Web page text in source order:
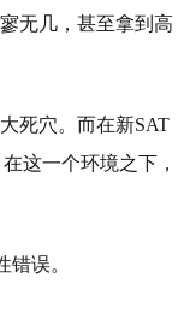
无几，甚至拿到高
死穴。而在新SAT
这一个环境之下，
误。